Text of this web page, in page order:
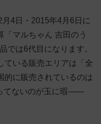
4日・2015年4月6日に
「マルちゃん 吉田のう
では6代目になります。
ている販売エリアは「全
的に販売されているのは
てないのが玉に瑕——